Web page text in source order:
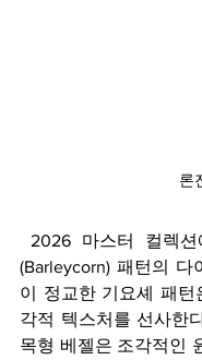
론
2026 마스터 컬렉
(Barleycorn) 패턴의
이 정교한 기요셰 패턴
각적 텍스처를 선사한
목형 베젤은 조각적인